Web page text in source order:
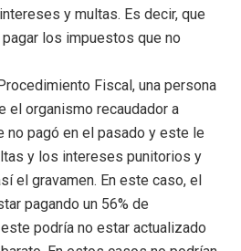
y multas. Es decir, que
los impuestos que no
Fiscal, una persona
el organismo recaudador a
no pagó en el pasado y este le
y los intereses punitorios y
el gravamen. En este caso, el
pagando un 56% de
podría no estar actualizado